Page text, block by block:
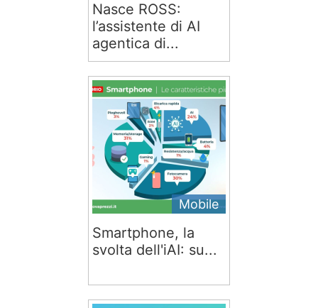
Nasce ROSS:
l’assistente di AI
agentica di...
Mobile
Smartphone, la
svolta dell'iAI: su...